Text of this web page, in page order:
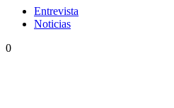
Entrevista
Noticias
0